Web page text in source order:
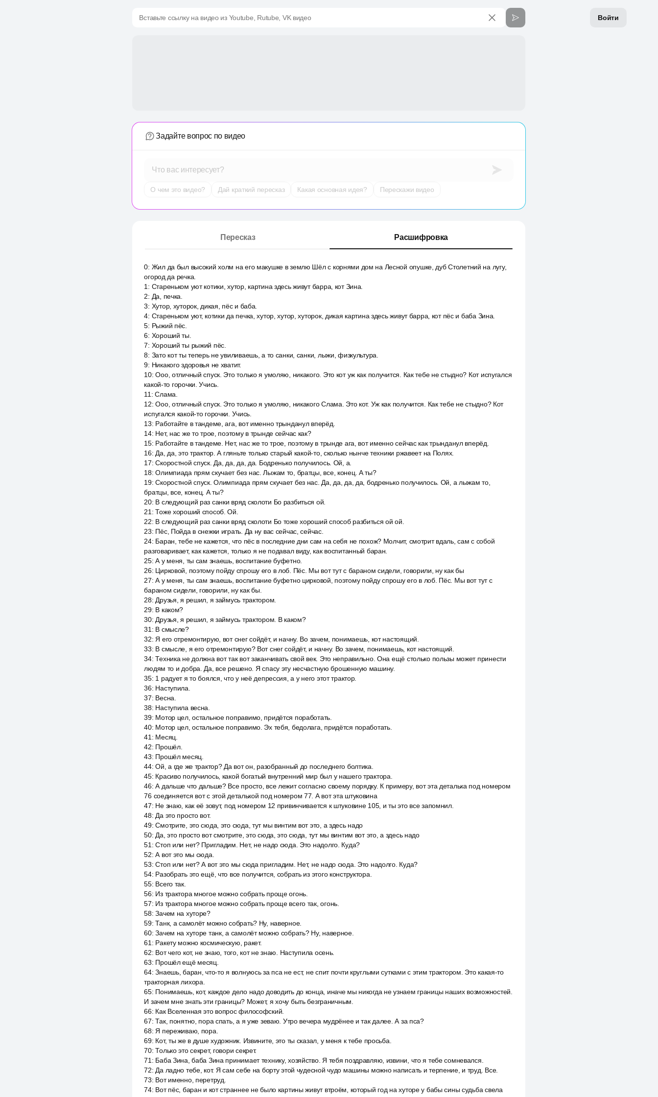
Войти
Вставьте ссылку на видео из Youtube, Rutube, VK видео
Задайте вопрос по видео
Что вас интересует?
О чем это видео? Дай краткий пересказ Какая основная идея? Перескажи видео
Пересказ Расшифровка
0: Жил да был высокий холм на его макушке в землю Шёл с корнями дом на Лесной опушке, дуб Столетний на лугу,
огород да речка.
1 : Стареньком уют котики, хутор, картина здесь живут барра, кот Зина.
2: Да, печка.
3: Хутор, хуторок, дикая, пёс и баба.
4: Стареньком уют, котики да печка, хутор, хутор, хуторок, дикая картина здесь живут барра, кот пёс и баба Зина.
5: Рыжий пёс.
6: Хороший ты.
7: Хороший ты рыжий пёс.
8: Зато кот ты теперь не увиливаешь, а то санки, санки, лыжи, физкультура.
9: Никакого здоровья не хватит.
10:Ооо, отличный спуск. Это только я умоляю, никакого. Это кот уж как получится. Как тебе не стыдно? Кот испугался
какой-то горочки. Учись.
11 :Слама.
12:Ооо, отличный спуск. Это только я умоляю, никакого Слама. Это кот. Уж как получится. Как тебе не стыдно? Кот
испугался какой-то горочки. Учись.
13: Работайте в тандеме, ага, вот именно трынданул вперёд.
14: Нет, нас же то трое, поэтому в трынде сейчас как?
15: Работайте в тандеме. Нет, нас же то трое, поэтому в трынде ага, вот именно сейчас как трынданул вперёд.
16: Да, да, это трактор. А гляньте только старый какой-то, сколько нынче техники ржавеет на Полях.
17:Скоростной спуск. Да, да, да, да. Бодренько получилось. Ой, а.
18:Олимпиада прям скучает без нас. Лыжам то, братцы, все, конец. А ты?
19:Скоростной спуск. Олимпиада прям скучает без нас. Да, да, да, да, бодренько получилось. Ой, а лыжам то,
братцы, все, конец. А ты?
20: В следующий раз санки вряд сколоти Бо разбиться ой.
21 :Тоже хороший способ. Ой.
22: В следующий раз санки вряд сколоти Бо тоже хороший способ разбиться ой ой.
23: Пёс, Пойда в снежки играть. Да ну вас сейчас, сейчас.
24: Баран, тебе не кажется, что пёс в последние дни сам на себя не похож? Молчит, смотрит вдаль, сам с собой
разговаривает, как кажется, только я не подавал виду, как воспитанный баран.
25:А у меня, ты сам знаешь, воспитание буфетно.
26: Цирковой, поэтому пойду спрошу его в лоб. Пёс. Мы вот тут с бараном сидели, говорили, ну как бы
27:А у меня, ты сам знаешь, воспитание буфетно цирковой, поэтому пойду спрошу его в лоб. Пёс. Мы вот тут с
бараном сидели, говорили, ну как бы.
28: Друзья, я решил, я займусь трактором.
29: В каком?
30: Друзья, я решил, я займусь трактором. В каком?
31 : В смысле?
32: Я его отремонтирую, вот снег сойдёт, и начну. Во зачем, понимаешь, кот настоящий.
33: В смысле, я его отремонтирую? Вот снег сойдёт, и начну. Во зачем, понимаешь, кот настоящий.
34:Техника не должна вот так вот заканчивать свой век. Это неправильно. Она ещё столько пользы может принести
людям то и добра. Да, все решено. Я спасу эту несчастную брошенную машину.
35: 1 радует я то боялся, что у неё депрессия, а у него этот трактор.
36: Наступила.
37: Весна.
38: Наступила весна.
39: Мотор цел, остальное поправимо, придётся поработать.
40: Мотор цел, остальное поправимо. Эх тебя, бедолага, придётся поработать.
41 : Месяц.
42: Прошёл.
43: Прошёл месяц.
44:Ой, а где же трактор? Да вот он, разобранный до последнего болтика.
45: Красиво получилось, какой богатый внутренний мир был у нашего трактора.
46:А дальше что дальше? Все просто, все лежит согласно своему порядку. К примеру, вот эта деталька под номером
76 соединяется вот с этой деталькой под номером 77. А вот эта штуковина
47: Не знаю, как её зовут, под номером 12 привинчивается к штуковине 105, и ты это все запомнил.
48: Да это просто вот.
49:Смотрите, это сюда, это сюда, тут мы винтим вот это, а здесь надо
50: Да, это просто вот смотрите, это сюда, это сюда, тут мы винтим вот это, а здесь надо
51 :Стоп или нет? Пригладим. Нет, не надо сюда. Это надолго. Куда?
52:А вот это мы сюда.
53:Стоп или нет? А вот это мы сюда пригладим. Нет, не надо сюда. Это надолго. Куда?
54: Разобрать это ещё, что все получится, собрать из этого конструктора.
55: Всего так.
56: Из трактора многое можно собрать проще огонь.
57: Из трактора многое можно собрать проще всего так, огонь.
58:Зачем на хуторе?
59:Танк, а самолёт можно собрать? Ну, наверное.
60:Зачем на хуторе танк, а самолёт можно собрать? Ну, наверное.
61 : Ракету можно космическую, ракет.
62: Вот чего кот, не знаю, того, кот не знаю. Наступила осень.
63: Прошёл ещё месяц.
64:Знаешь, баран, что-то я волнуюсь за пса не ест, не спит почти круглыми сутками с этим трактором. Это какая-то
тракторная лихора.
65: Понимаешь, кот, каждое дело надо доводить до конца, иначе мы никогда не узнаем границы наших возможностей.
И зачем мне знать эти границы? Может, я хочу быть безграничным.
66: Как Вселенная это вопрос философский.
67:Так, понятно, пора спать, а я уже зеваю. Утро вечера мудрёнее и так далее. А за пса?
68: Я переживаю, пора.
69: Кот, ты же в душе художник. Извините, это ты сказал, у меня к тебе просьба.
70:Только это секрет, говори секрет.
71 : Баба Зина, баба Зина принимает технику, хозяйство. Я тебя поздравляю, извини, что я тебе сомневался.
72: Да ладно тебе, кот. Я сам себе на борту этой чудесной чудо машины можно написать и терпение, и труд. Все.
73: Вот именно, перетруд.
74: Вот пёс, баран и кот страннее не было картины живут втроём, который год на хуторе у бабы сины судьба свела